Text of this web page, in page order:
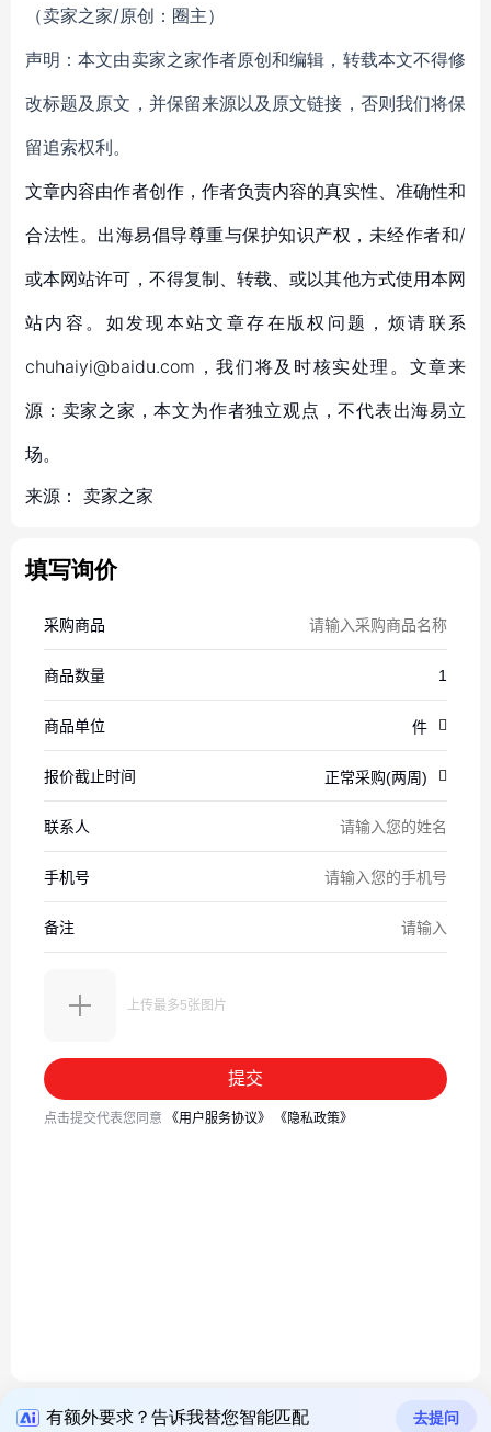
（卖家之家/原创：圈主）
声明：本文由卖家之家作者原创和编辑，转载本文不得修
改标题及原文，并保留来源以及原文链接，否则我们将保
留追索权利。
文章内容由作者创作，作者负责内容的真实性、准确性和
合法性。出海易倡导尊重与保护知识产权，未经作者和/
或本网站许可，不得复制、转载、或以其他方式使用本网
站内容。如发现本站文章存在版权问题，烦请联系
chuhaiyi@baidu.com，我们将及时核实处理。文章来
源：卖家之家，本文为作者独立观点，不代表出海易立
场。
来源： 卖家之家
填写询价
优品推荐
有额外要求？告诉我替您智能匹配 去提问